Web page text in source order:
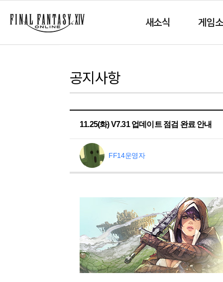
새소식 게임
공지사항
11.25(화) V7.31 업데이트 점검 완료 안내
FF14운영자